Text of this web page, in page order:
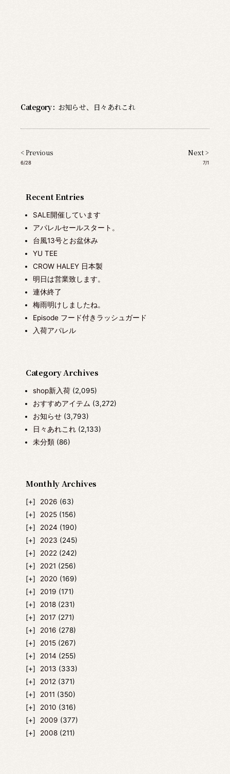
Recent Entries
SALE開催しています
アパレルセールスタート。
台風13号とお盆休み
YU TEE
CROW HALEY 日本製
明日は営業致します。
連休終了
梅雨明けしましたね。
Episode フード付きラッシュガード
入荷アパレル
Category Archives
shop新入荷(2,095)
おすすめアイテム (3,272)
お知らせ(3,793)
日々あれこれ(2,133)
未分類(86)
Monthly Archives
2026 (63)
2025 (156)
2024 (190)
2023 (245)
2022 (242)
2021 (256)
2020 (169)
2019 (171)
2018 (231)
2017 (271)
2016 (278)
2015 (267)
2014 (255)
2013 (333)
2012 (371)
2011 (350)
2010 (316)
2009 (377)
2008 (211)
Category : お知らせ、 日々あれこれ
< Previous
6/28
Next >
7/1